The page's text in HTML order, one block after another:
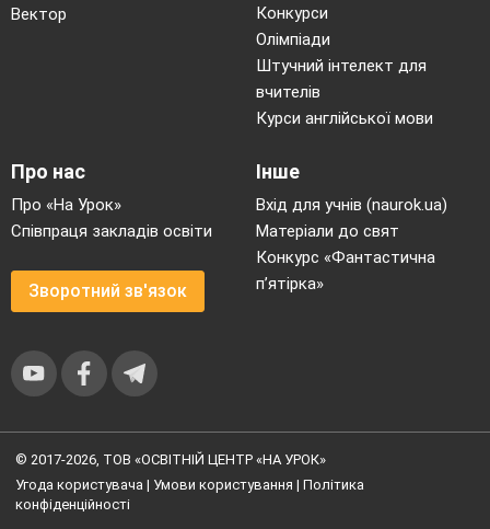
Вектор
Конкурси
Олімпіади
Штучний інтелект для
вчителів
Курси англійської мови
Про нас
Про «На Урок»
Співпраця закладів освіти
Зворотний зв'язок
Інше
Вхід для учнів (naurok.ua)
Матеріали до свят
Конкурс «Фантастична
п’ятірка»
© 2017-2026, ТОВ «ОСВІТНІЙ ЦЕНТР «НА УРОК»
Угода користувача | Умови користування | Політика
конфіденційності